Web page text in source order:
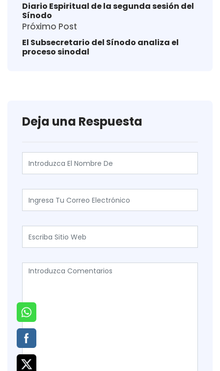
Diario Espiritual de la segunda sesión del
Sínodo
Próximo Post
El Subsecretario del Sínodo analiza el
proceso sinodal
Deja una Respuesta